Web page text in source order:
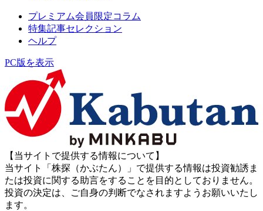
プレミアム会員限定コラム
特集記事セレクション
ヘルプ
PC版を表示
【当サイトで提供する情報について】
当サイト「株探（かぶたん）」で提供する情報は投資勧誘ま
たは投資に関する助言をすることを目的としておりません。
投資の決定は、ご自身の判断でなされますようお願いいたし
ます。